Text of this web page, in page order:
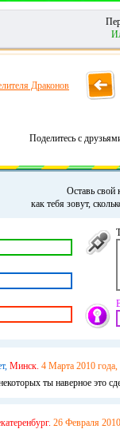
Драконов
Поделитесь с
Оставь свой
как тебя зовут,
Минск. 4 Марта 2010 года,
ты наверное это
26 Февраля